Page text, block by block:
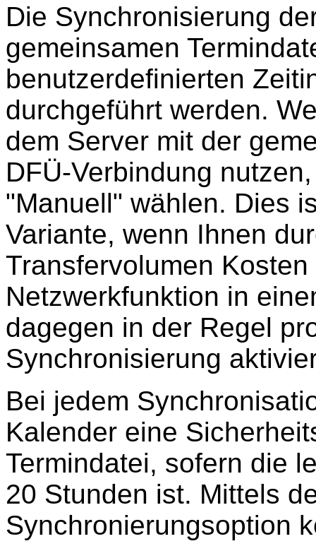
Die Synchronisierung
gemeinsamen
benutzerdefinierten
durchgeführt werden.
dem Server mit der
DFÜ-Verbindung
"Manuell" wählen. Dies
Variante, wenn Ihnen
Transfervolumen
Netzwerkfunktion in
dagegen in der Regel
Synchronisierung
Bei jedem
Kalender eine
Termindatei, sofern die
20 Stunden ist. Mittels
Synchronierungsoption